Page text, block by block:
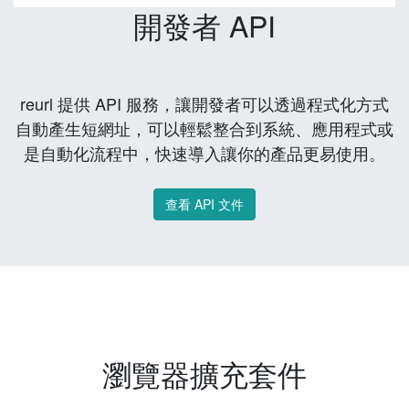
開發者 API
reurl 提供 API 服務，讓開發者可以透過程式化方式
自動產生短網址，可以輕鬆整合到系統、應用程式或
是自動化流程中，快速導入讓你的產品更易使用。
查看 API 文件
瀏覽器擴充套件